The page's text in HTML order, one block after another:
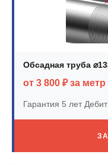
Обсадная труба
от 3 800 ₽ за метр
Гарантия 5 летДебит